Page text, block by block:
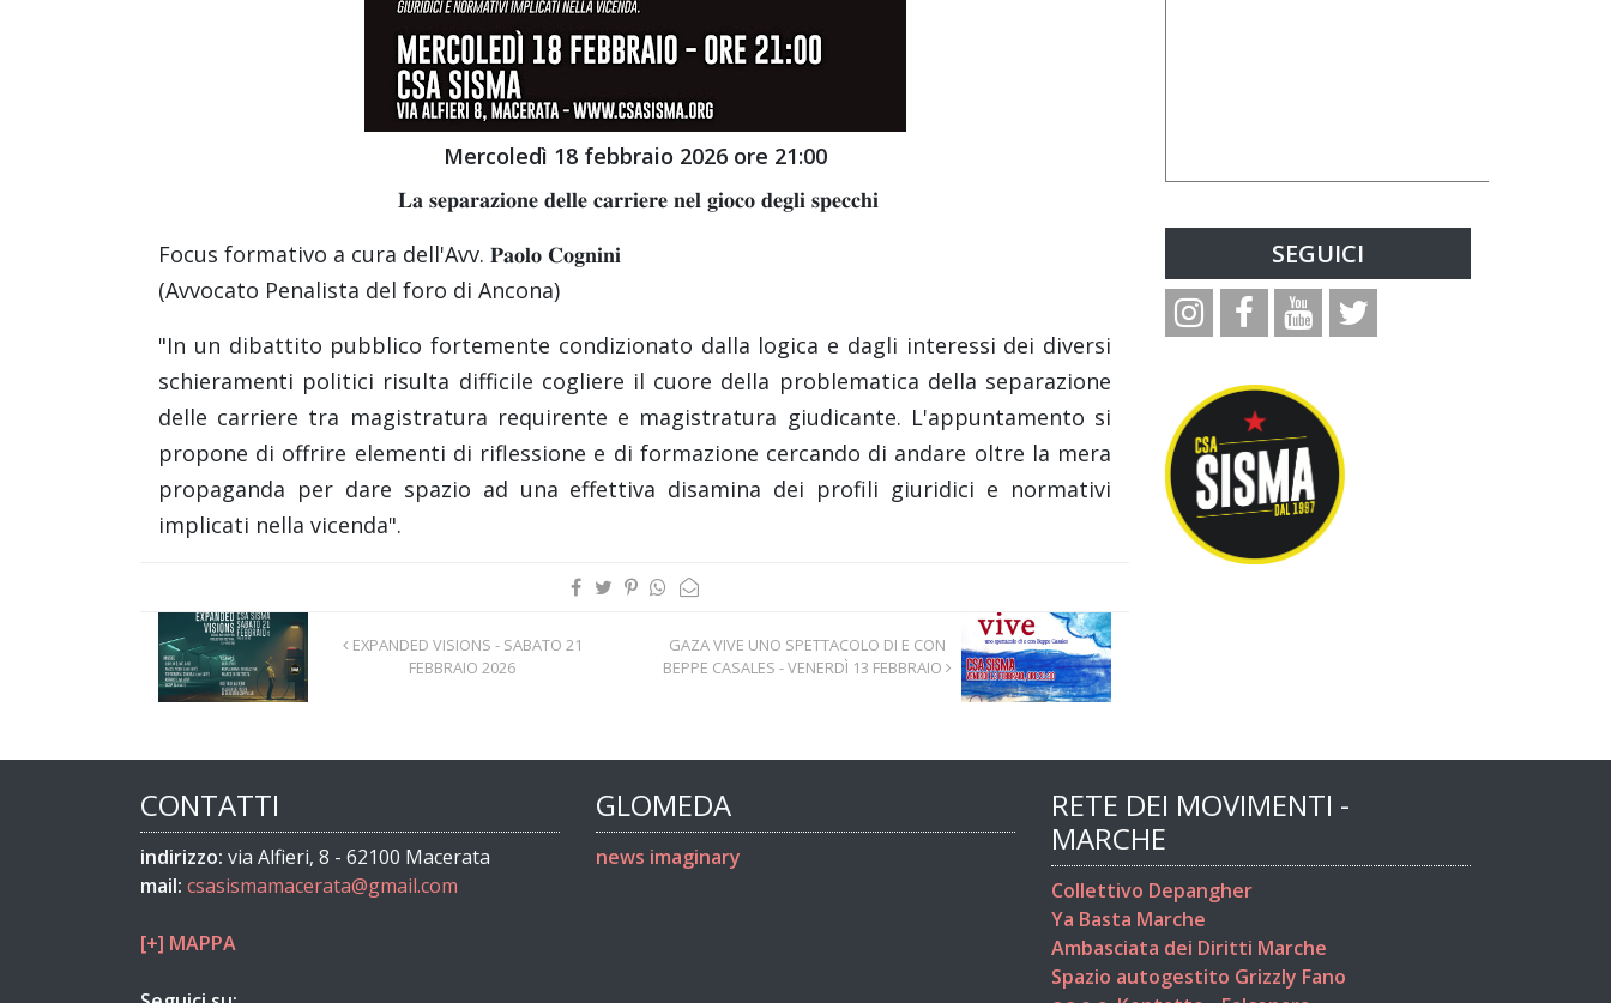
Mercoledì 18 febbraio 2026 ore 21:00
𝐋𝐚 𝐬𝐞𝐩𝐚𝐫𝐚𝐳𝐢𝐨𝐧𝐞 𝐝𝐞𝐥𝐥𝐞 𝐜𝐚𝐫𝐫𝐢𝐞𝐫𝐞 𝐧𝐞𝐥 𝐠𝐢𝐨𝐜𝐨 𝐝𝐞𝐠𝐥𝐢 𝐬𝐩𝐞𝐜𝐜𝐡𝐢
Focus formativo a cura dell'Avv. 𝐏𝐚𝐨𝐥𝐨 𝐂𝐨𝐠𝐧𝐢𝐧𝐢
(Avvocato Penalista del foro di Ancona)
"In un dibattito pubblico fortemente condizionato dalla logica e dagli interessi dei diversi
schieramenti politici risulta difficile cogliere il cuore della problematica della separazione
delle carriere tra magistratura requirente e magistratura giudicante. L'appuntamento si
propone di offrire elementi di riflessione e di formazione cercando di andare oltre la mera
propaganda per dare spazio ad una effettiva disamina dei profili giuridici e normativi
implicati nella vicenda".
EXPANDED VISIONS - SABATO 21
FEBBRAIO 2026
GAZA VIVE UNO SPETTACOLO DI E CON
BEPPE CASALES - VENERDÌ 13 FEBBRAIO
SEGUICI
CONTATTI
indirizzo: via Alfieri, 8 - 62100 Macerata
mail: csasismamacerata@gmail.com
[+] MAPPA
GLOMEDA
news imaginary
RETE DEI MOVIMENTI -
MARCHE
Collettivo Depangher
Ya Basta Marche
Ambasciata dei Diritti Marche
Spazio autogestito Grizzly Fano